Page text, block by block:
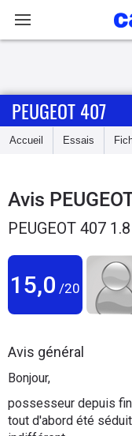
Accueil
Essais
Guide
Electriques
Flottes
Auto
Services
PEUGEOT 407
Accueil Essais
Avis
PEUGEOT 407
15,0 /20
Avis général
Bonjour,
possesseur depuis
tout d'abord été